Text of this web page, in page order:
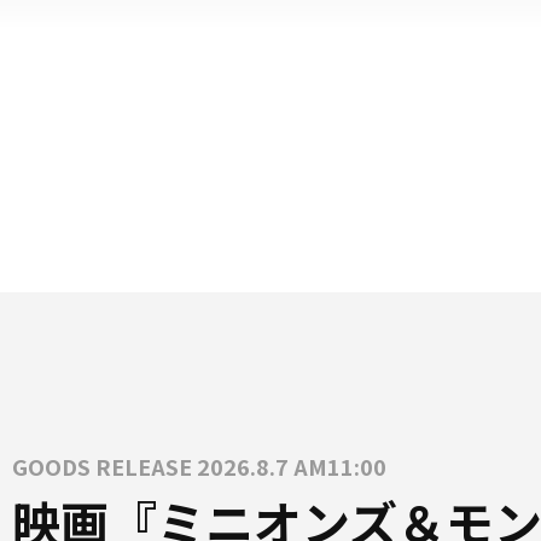
GOODS RELEASE 2026.8.7 AM11:00
映画『ミニオンズ＆モン